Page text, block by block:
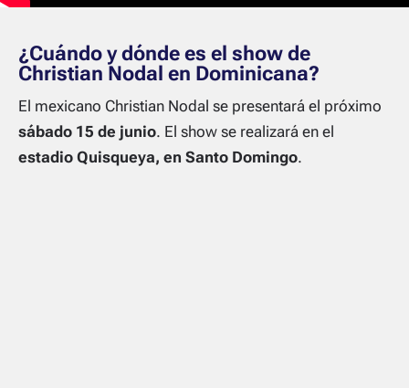
¿Cuándo y dónde es el show de
Christian Nodal en Dominicana?
El mexicano Christian Nodal se presentará el próximo
sábado 15 de junio. El show se realizará en el
estadio Quisqueya, en Santo Domingo.